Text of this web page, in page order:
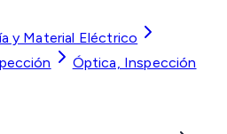
y Material Eléctrico
Óptica, Inspección